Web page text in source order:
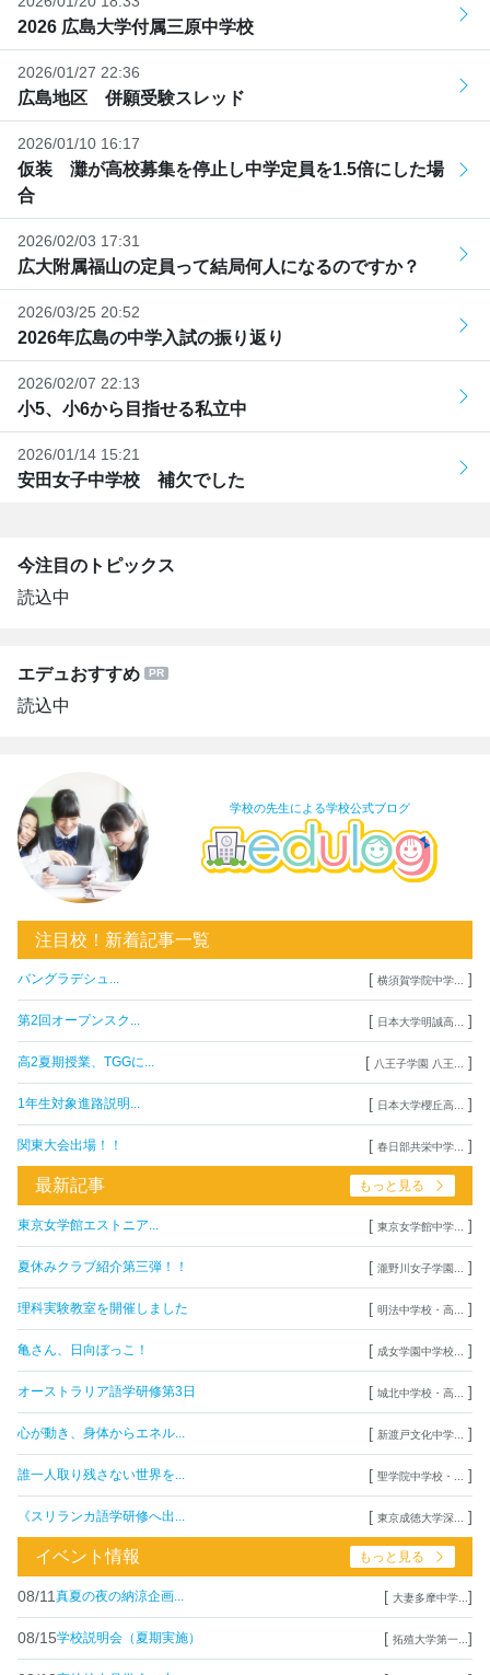
2026 広島大学付属三原中学校
2026/01/27 22:36
広島地区 併願受験スレッド
2026/01/10 16:17
仮装 灘が高校募集を停止し中学定員を1.5倍にした場
合
2026/02/03 17:31
広大附属福山の定員って結局何人になるのですか？
2026/03/25 20:52
2026年広島の中学入試の振り返り
2026/02/07 22:13
小5、小6から目指せる私立中
2026/01/14 15:21
安田女子中学校 補欠でした
今注目のトピックス
読込中
エデュおすすめ
読込中
学校の先生による学校公式ブログ
注目校！新着記事一覧
バングラデシュ... [ 横須賀学院中学... ]
第2回オープンスク... [ 日本大学明誠高... ]
高2夏期授業、TGGに... [ 八王子学園 八王... ]
1年生対象進路説明... [ 日本大学櫻丘高... ]
関東大会出場！！ [ 春日部共栄中学... ]
最新記事 もっと見る
東京女学館エストニア... [ 東京女学館中学... ]
夏休みクラブ紹介第三弾！！ [ 瀧野川女子学園... ]
理科実験教室を開催しました [ 明法中学校・高... ]
亀さん、日向ぼっこ！ [ 成女学園中学校... ]
オーストラリア語学研修第3日 [ 城北中学校・高... ]
心が動き、身体からエネル... [ 新渡戸文化中学... ]
誰一人取り残さない世界を... [ 聖学院中学校・... ]
《スリランカ語学研修へ出... [ 東京成徳大学深... ]
イベント情報 もっと見る
08/11 真夏の夜の納涼企画... [ 大妻多摩中学... ]
08/15学校説明会（夏期実施） [ 拓殖大学第一... ]